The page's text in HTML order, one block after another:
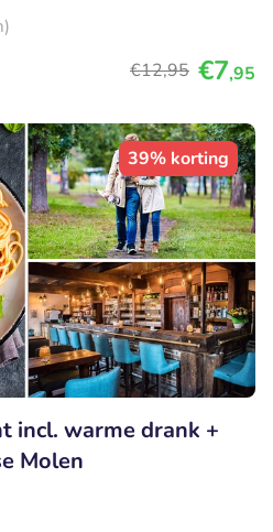
€12,95 €7,95
39% korting
incl. warme drank +
Molen